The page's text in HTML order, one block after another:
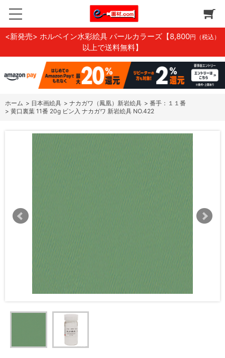
<新発売> ホルベイン水彩絵具 パールカラーズ 【8,800円（税込）
以上で送料無料】
ホーム > 日本画絵具 > ナカガワ（鳳凰）新岩絵具 > 番手：１１番
> 黄口裏葉 11番 20g ビン入 ナカガワ 新岩絵具 NO.422